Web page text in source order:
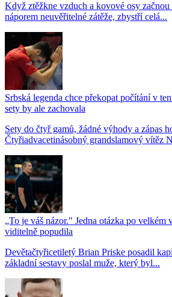
Když ztěžkne vzduch a kovové osy začnou
náporem neuvěřitelné zátěže, zbystří celá...
Srbská legenda chce překopat počítání v
sety by ale zachovala
Sety do čtyř gamů, žádné výhody a zápas
Čtyřiadvacetinásobný grandslamový vítěz
„To je váš názor." Jedna otázka po velkém
viditelně popudila
Devětačtyřicetiletý Brian Priske posadil
základní sestavy poslal muže, který byl...